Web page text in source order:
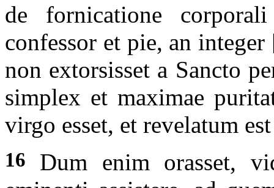
de fornicatione
confessor et pie, an
non extorsisset a Sancto
simplex et maximae
virgo esset, et revelatum
16
Dum enim orasset,